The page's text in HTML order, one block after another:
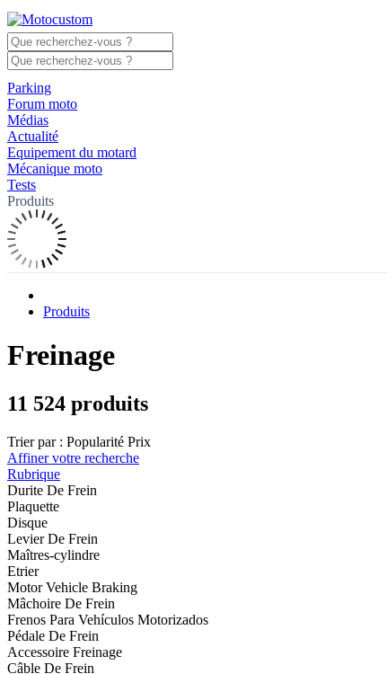
Parking
Forum moto
Médias
Actualité
Equipement du motard
Mécanique moto
Tests
Produits
Produits
Freinage
11 524 produits
Trier par : Popularité Prix
Affiner votre recherche
Rubrique
Durite De Frein
Plaquette
Disque
Levier De Frein
Maîtres-cylindre
Etrier
Motor Vehicle Braking
Mâchoire De Frein
Frenos Para Vehículos Motorizados
Pédale De Frein
Accessoire Freinage
Câble De Frein